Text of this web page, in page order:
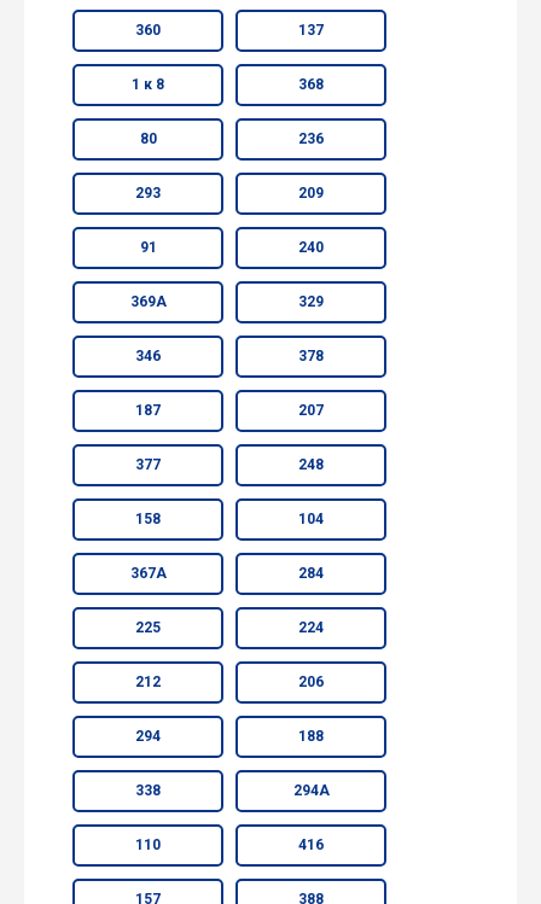
360 137
1 к 8 368
80 236
293 209
91 240
369А 329
346 378
187 207
377 248
158 104
367А 284
225 224
212 206
294 188
338 294А
110 416
157 388